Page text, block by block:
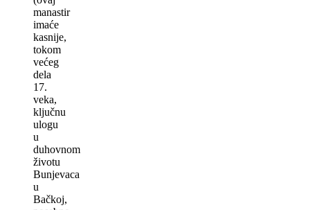
manastir
imaće
kasnije,
tokom
većeg
dela
17.
veka,
ključnu
ulogu
u
duhovnom
životu
Bunjevaca
u
Bačkoj,